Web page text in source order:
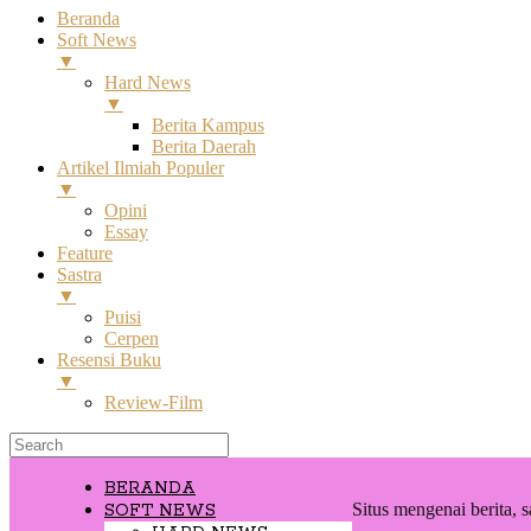
Beranda
Soft News
▼
Hard News
▼
Berita Kampus
Berita Daerah
Artikel Ilmiah Populer
▼
Opini
Essay
Feature
Sastra
▼
Puisi
Cerpen
Resensi Buku
▼
Review-Film
BERANDA
SOFT NEWS
Situs mengenai berita,